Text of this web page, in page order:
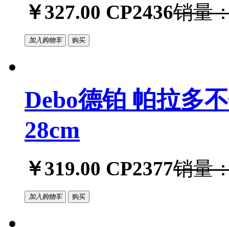
￥327.00 CP2436销量
加入购物车 购买
Debo德铂 帕拉多
28cm
￥319.00 CP2377销量
加入购物车 购买